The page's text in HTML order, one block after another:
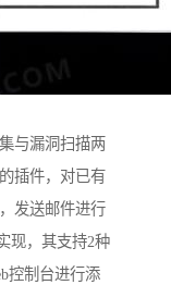
与漏洞扫描两
插件，对已有
发送邮件进行
现，其支持2种
控制台进行添